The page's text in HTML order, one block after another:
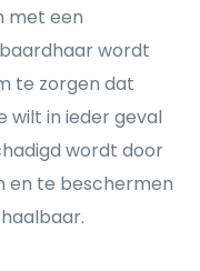
met een
wordt
te zorgen dat
wilt in ieder geval
wordt door
en te beschermen